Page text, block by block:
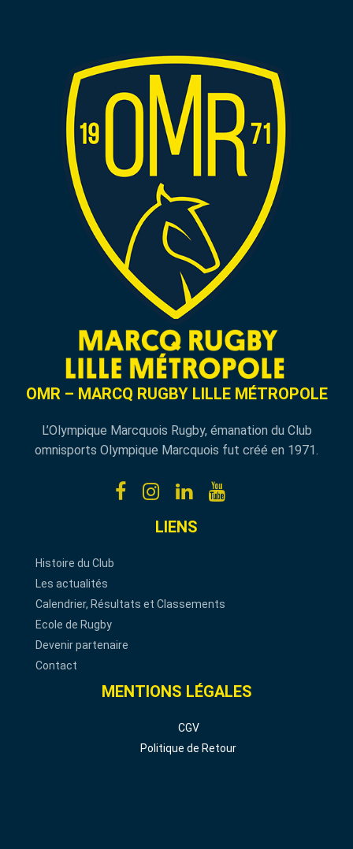
OMR – MARCQ RUGBY LILLE MÉTROPOLE
L’Olympique Marcquois Rugby, émanation du Club
omnisports Olympique Marcquois fut créé en 1971.
LIENS
Histoire du Club
Les actualités
Calendrier, Résultats et Classements
Ecole de Rugby
Devenir partenaire
Contact
MENTIONS LÉGALES
CGV
Politique de Retour